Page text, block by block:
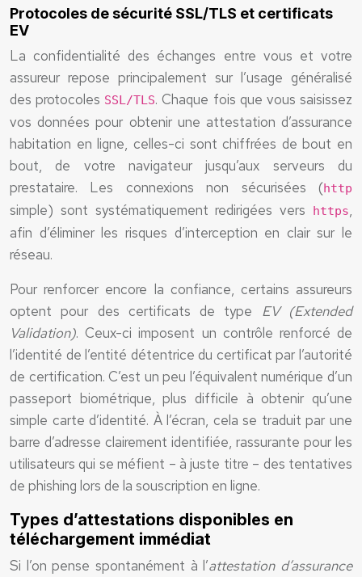
Protocoles de sécurité SSL/TLS et certificats
EV
La confidentialité des échanges entre vous et votre
assureur repose principalement sur l’usage généralisé
des protocoles SSL/TLS. Chaque fois que vous saisissez
vos données pour obtenir une attestation d’assurance
habitation en ligne, celles-ci sont chiffrées de bout en
bout, de votre navigateur jusqu’aux serveurs du
prestataire. Les connexions non sécurisées (http
simple) sont systématiquement redirigées vers https,
afin d’éliminer les risques d’interception en clair sur le
réseau.
Pour renforcer encore la confiance, certains assureurs
optent pour des certificats de type EV (Extended
Validation). Ceux-ci imposent un contrôle renforcé de
l’identité de l’entité détentrice du certificat par l’autorité
de certification. C’est un peu l’équivalent numérique d’un
passeport biométrique, plus difficile à obtenir qu’une
simple carte d’identité. À l’écran, cela se traduit par une
barre d’adresse clairement identifiée, rassurante pour les
utilisateurs qui se méfient – à juste titre – des tentatives
de phishing lors de la souscription en ligne.
Types d’attestations disponibles en
téléchargement immédiat
Si l’on pense spontanément à l’attestation d’assurance